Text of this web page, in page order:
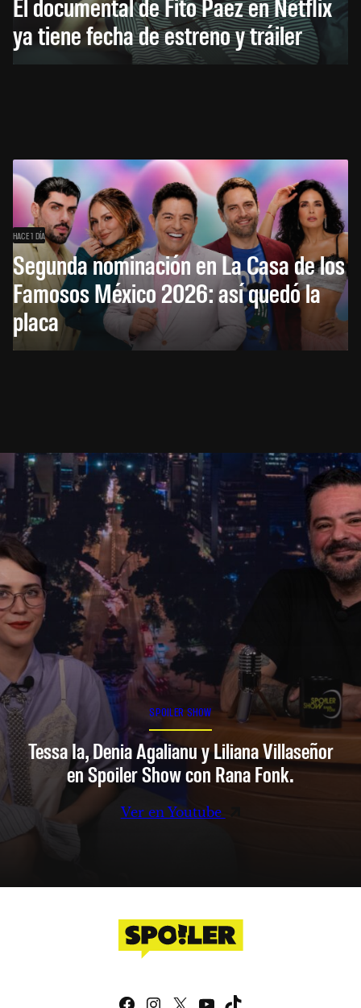
ya tiene fecha de estreno y tráiler
HACE 1 DÍA
Segunda nominación en La Casa de los
Famosos México 2026: así quedó la
placa
SPOILER SHOW
Tessa Ia, Denia Agalianu y Liliana Villaseñor
en Spoiler Show con Rana Fonk.
Ver en Youtube
Facebook
Instagram
X YouTube